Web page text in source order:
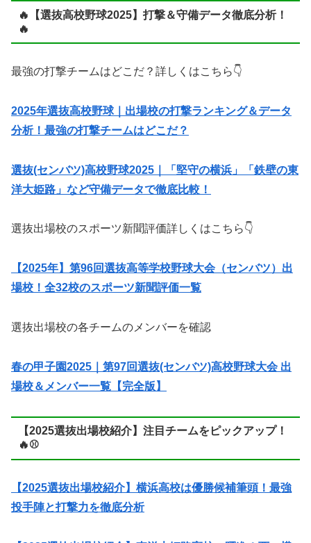
🔥【選抜高校野球2025】打撃＆守備データ徹底分析！
🔥
最強の打撃チームはどこだ？詳しくはこちら👇
2025年選抜高校野球｜出場校の打撃ランキング＆データ
分析！最強の打撃チームはどこだ？
選抜(センバツ)高校野球2025｜「堅守の横浜」「鉄壁の東
洋大姫路」など守備データで徹底比較！
選抜出場校のスポーツ新聞評価詳しくはこちら👇
【2025年】第96回選抜高等学校野球大会（センバツ）出
場校！全32校のスポーツ新聞評価一覧
選抜出場校の各チームのメンバーを確認
春の甲子園2025｜第97回選抜(センバツ)高校野球大会 出
場校＆メンバー一覧【完全版】
【2025選抜出場校紹介】注目チームをピックアップ！
🔥⚾
【2025選抜出場校紹介】横浜高校は優勝候補筆頭！最強
投手陣と打撃力を徹底分析